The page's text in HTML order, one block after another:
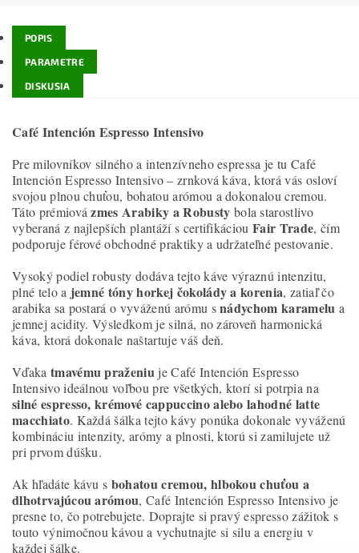
POPIS
PARAMETRE
DISKUSIA
Café Intención Espresso Intensivo
Pre milovníkov silného a intenzívneho espressa je tu Café
Intención Espresso Intensivo – zrnková káva, ktorá vás osloví
svojou plnou chuťou, bohatou arómou a dokonalou cremou.
Táto prémiová zmes Arabiky a Robusty bola starostlivo
vyberaná z najlepších plantáží s certifikáciou Fair Trade, čím
podporuje férové obchodné praktiky a udržateľné pestovanie.
Vysoký podiel robusty dodáva tejto káve výraznú intenzitu,
plné telo a jemné tóny horkej čokolády a korenia, zatiaľ čo
arabika sa postará o vyváženú arómu snádychom karamelu a
jemnej acidity. Výsledkom je silná, no zároveň harmonická
káva, ktorá dokonale naštartuje váš deň.
Vďaka tmavému praženiu je Café Intención Espresso
Intensivo ideálnou voľbou pre všetkých, ktorí si potrpia na
silné espresso, krémové cappuccino alebo lahodné latte
macchiato. Každá šálka tejto kávy ponúka dokonale vyváženú
kombináciu intenzity, arómy a plnosti, ktorú si zamilujete už
pri prvom dúšku.
Ak hľadáte kávu s bohatou cremou, hlbokou chuťou a
dlhotrvajúcou arómou, Café Intención Espresso Intensivo je
presne to, čo potrebujete. Doprajte si pravý espresso zážitok s
touto výnimočnou kávou a vychutnajte si silu a energiu v
každej šálke.